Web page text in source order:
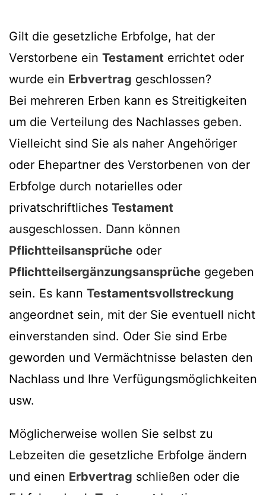
Gilt die gesetzliche Erbfolge, hat der
Verstorbene ein Testament errichtet oder
wurde ein Erbvertrag geschlossen?
Bei mehreren Erben kann es Streitigkeiten
um die Verteilung des Nachlasses geben.
Vielleicht sind Sie als naher Angehöriger
oder Ehepartner des Verstorbenen von der
Erbfolge durch notarielles oder
privatschriftliches Testament
ausgeschlossen. Dann können
Pflichtteilsansprüche oder
Pflichtteilsergänzungsansprüche gegeben
sein. Es kann Testamentsvollstreckung
angeordnet sein, mit der Sie eventuell nicht
einverstanden sind. Oder Sie sind Erbe
geworden und Vermächtnisse belasten den
Nachlass und Ihre Verfügungsmöglichkeiten
usw.
Möglicherweise wollen Sie selbst zu
Lebzeiten die gesetzliche Erbfolge ändern
und einen Erbvertrag schließen oder die